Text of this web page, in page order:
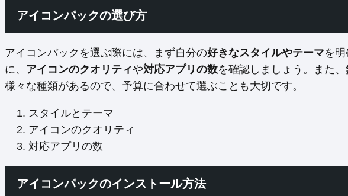
アイコンパックの選び方
アイコンパックを選ぶ際には、まず自分の好きなスタイルやテーマを
に、 アイコンのクオリティや対応アプリの数を確認しましょう。また、
様々な種類があるので、予算に合わせて選ぶことも大切です。
スタイルとテーマ
アイコンのクオリティ
対応アプリの数
アイコンパックのインストール方法